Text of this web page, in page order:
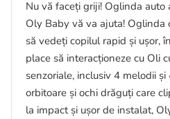
Nu vă faceți griji! Oglinda
Oly Baby vă va ajuta!
să vedeți copilul rapid și ușor,
place să interacționeze cu Oli
senzoriale, inclusiv 4 melodii
orbitoare și ochi drăguți care
la impact și ușor de instalat,